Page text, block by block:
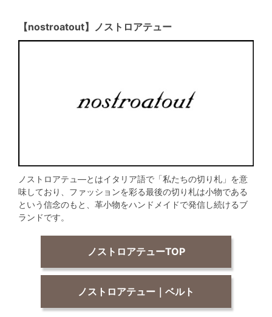
【nostroatout】ノストロアテュー
ノストロアテュ―とはイタリア語で「私たちの切り札」を意
味しており、ファッションを彩る最後の切り札は小物である
という信念のもと、革小物をハンドメイドで発信し続けるブ
ランドです。
ノストロアテューTOP
ノストロアテュー｜ベルト